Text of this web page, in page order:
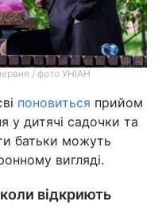
/ фото УНІАН
поновиться прийом
у дитячі садочки та
батьки можуть
вигляді.
відкриють